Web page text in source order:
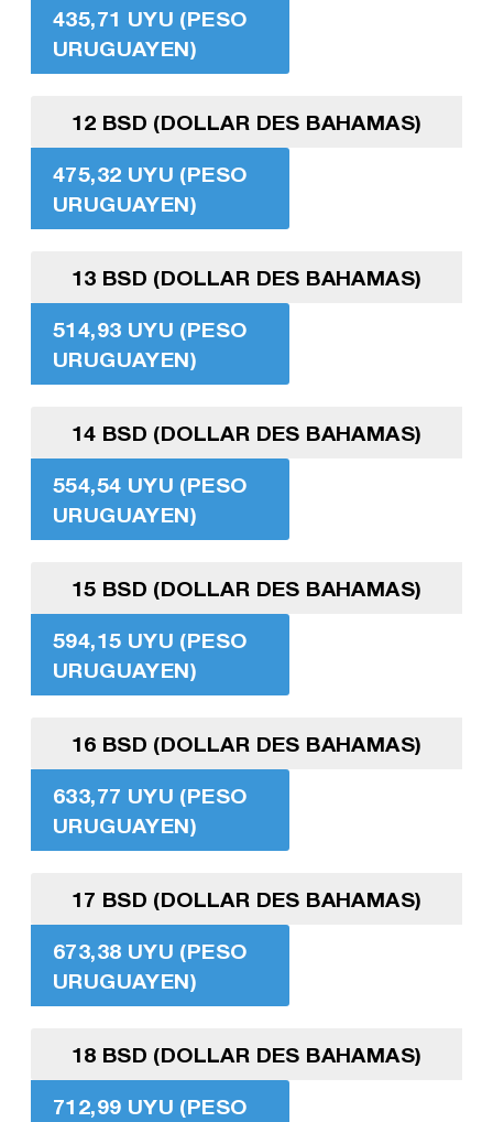
435,71 UYU (PESO
URUGUAYEN)
12 BSD (DOLLAR DES BAHAMAS)
475,32 UYU (PESO
URUGUAYEN)
13 BSD (DOLLAR DES BAHAMAS)
514,93 UYU (PESO
URUGUAYEN)
14 BSD (DOLLAR DES BAHAMAS)
554,54 UYU (PESO
URUGUAYEN)
15 BSD (DOLLAR DES BAHAMAS)
594,15 UYU (PESO
URUGUAYEN)
16 BSD (DOLLAR DES BAHAMAS)
633,77 UYU (PESO
URUGUAYEN)
17 BSD (DOLLAR DES BAHAMAS)
673,38 UYU (PESO
URUGUAYEN)
18 BSD (DOLLAR DES BAHAMAS)
712,99 UYU (PESO